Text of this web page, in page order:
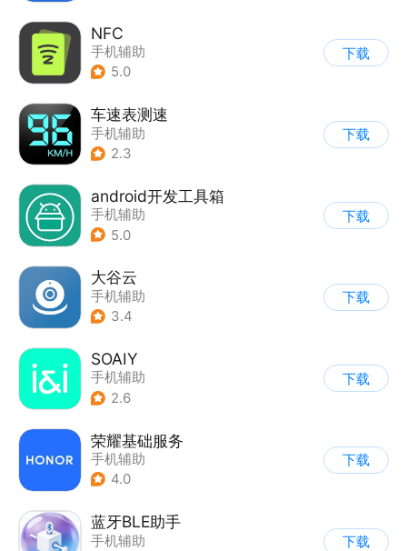
NFC
手机辅助
5.0
下载
车速表测速
手机辅助
2.3
下载
android开发工具箱
手机辅助
5.0
下载
大谷云
手机辅助
3.4
下载
SOAIY
手机辅助
2.6
下载
荣耀基础服务
手机辅助
4.0
下载
蓝牙BLE助手
手机辅助
下载